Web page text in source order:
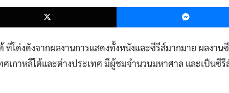
X
ที่โด่งดังจากผลงานการแสดงทั้งหนังและซีรีส์มากมาย ผลงาน
เกาหลีใต้และต่างประเทศ มีผู้ชมจำนวนมหาศาล และเป็นซีรี